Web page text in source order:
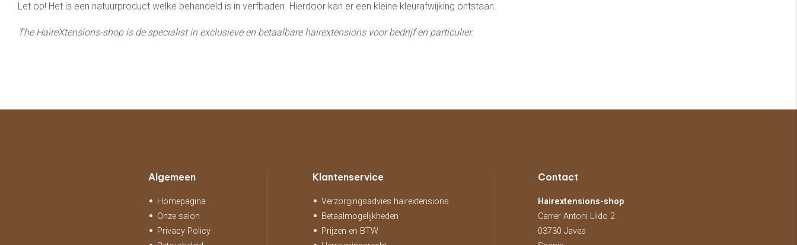
Let op! Het is een natuurproduct welke behandeld is in verfbaden. Hierdoor kan er een kleine kleurafwijking ontstaan.
The HaireXtensions-shop is de specialist in exclusieve en betaalbare hairextensions voor bedrijf en particulier.
Algemeen
Homepagina
Onze salon
Privacy Policy
Klantenservice
Verzorgingsadvies hairextensions
Betaalmogelijkheden
Prijzen en BTW
Contact
Hairextensions-shop
Carrer Antoni Llido 2
03730 Javea